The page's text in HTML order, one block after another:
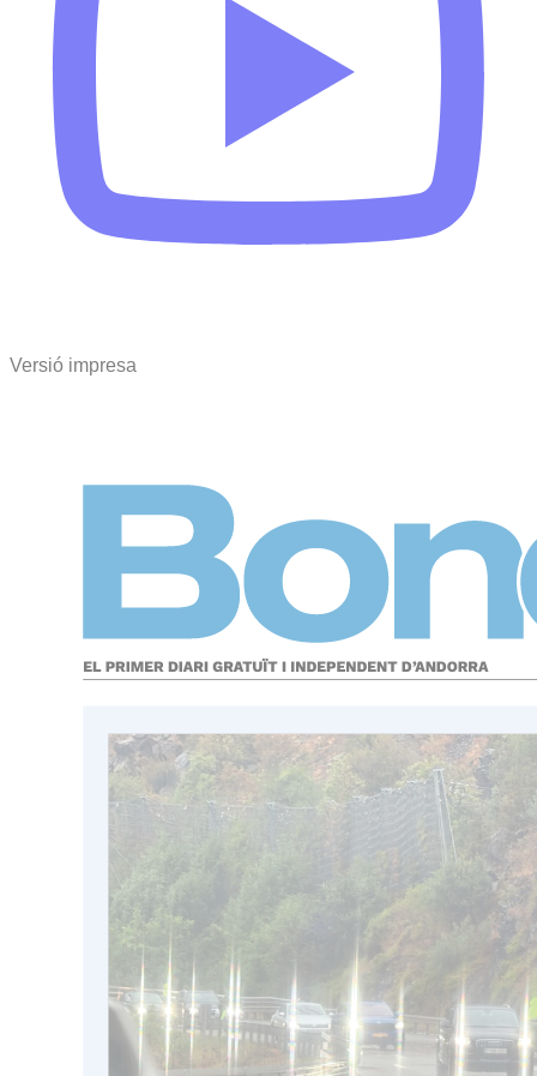
Versió impresa